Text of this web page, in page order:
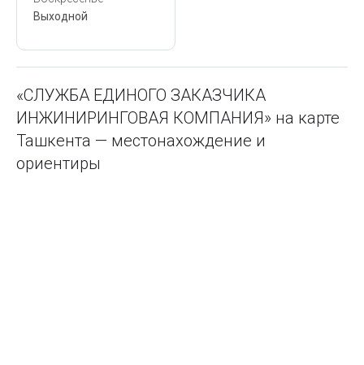
Выходной
«СЛУЖБА ЕДИНОГО ЗАКАЗЧИКА
ИНЖИНИРИНГОВАЯ КОМПАНИЯ» на карте
Ташкента — местонахождение и
ориентиры